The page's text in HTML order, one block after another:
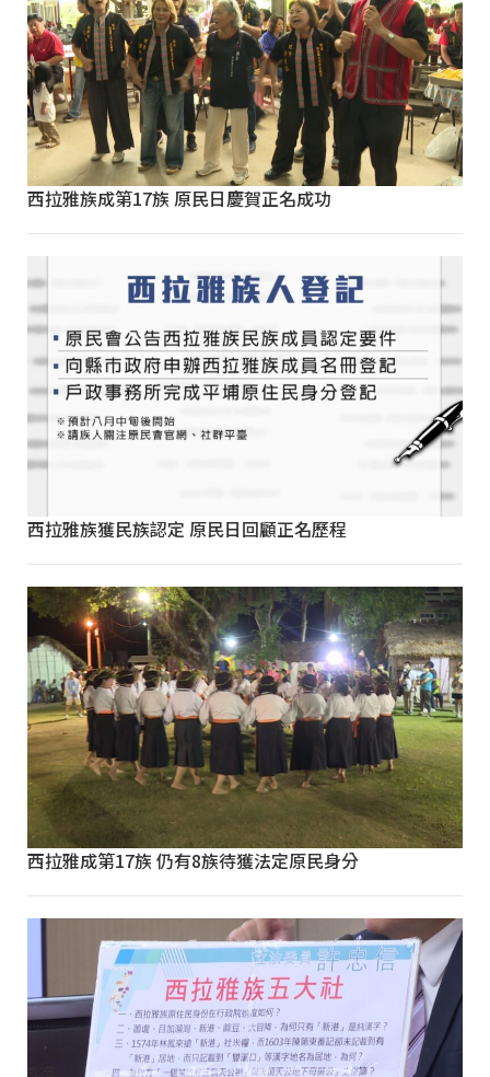
西拉雅族成第17族 原民日慶賀正名成功
西拉雅族獲民族認定 原民日回顧正名歷程
西拉雅成第17族 仍有8族待獲法定原民身分